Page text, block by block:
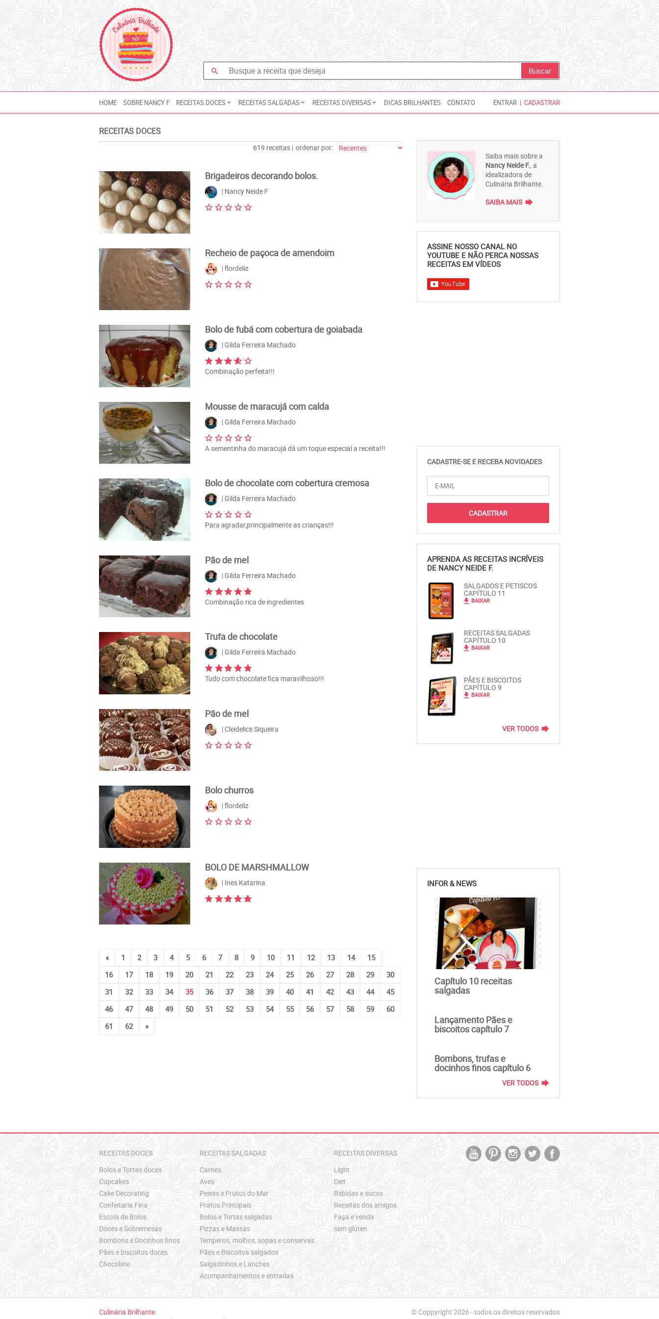
search
HOME SOBRE NANCY F RECEITAS DOCES RECEITAS SALGADAS RECEITAS DIVERSAS DICAS BRILHANTES CONTATO ENTRAR | CADASTRAR
RECEITAS DOCES
619 receitas | ordenar por:
Brigadeiros decorando bolos.
| Nancy Neide F
Recheio de paçoca de amendoim
| flordeliz
Bolo de fubá com cobertura de goiabada
| Gilda Ferreira Machado
Combinação perfeita!!!
Mousse de maracujá com calda
| Gilda Ferreira Machado
A sementinha do maracujá dá um toque especial a receita!!!
Bolo de chocolate com cobertura cremosa
| Gilda Ferreira Machado
Para agradar,principalmente as crianças!!!
Pão de mel
| Gilda Ferreira Machado
Combinação rica de ingredientes
Trufa de chocolate
| Gilda Ferreira Machado
Tudo com chocolate fica maravilhoso!!!
Pão de mel
| Cleidelice Siqueira
Bolo churros
| flordeliz
BOLO DE MARSHMALLOW
| Ines Katarina
« 1 2 3 4 5 6 7 8 9 10 11 12 13 14
15
16
17 18 19 20 21 22 23 24 25 26 27 28 29
30
31
32 33 34 35 36 37 38 39 40 41 42 43 44
45
46
47 48 49 50 51 52 53 54 55 56 57 58 59
60
61
62 »
Saiba mais sobre a
Nancy Neide F., a
idealizadora de
Culinária Brilhante.
SAIBA MAIS forward
ASSINE NOSSO CANAL NO
YOUTUBE E NÃO PERCA NOSSAS
RECEITAS EM VÍDEOS
CADASTRE-SE E RECEBA NOVIDADES
APRENDA AS RECEITAS INCRÍVEIS
DE NANCY NEIDE F.
SALGADOS E PETISCOS
CAPÍTULO 11
file_download BAIXAR
RECEITAS SALGADAS
CAPÍTULO 10
file_download BAIXAR
PÃES E BISCOITOS
CAPÍTULO 9
file_download BAIXAR
VER TODOS forward
INFOR & NEWS
Capítulo 10 receitas
salgadas
Lançamento Pães e
biscoitos capítulo 7
Bombons, trufas e
docinhos finos capítulo 6
VER TODOS forward
RECEITAS DOCES
Bolos e Tortas doces
Cupcakes
Cake Decorating
Confeitaria Fina
Escola de Bolos
Doces e Sobremesas
Bombons e Docinhos finos
Pães e biscoitos doces
Chocolate
RECEITAS SALGADAS
Carnes
Aves
Peixes e Frutos do Mar
Pratos Principais
Bolos e Tortas salgadas
Pizzas e Massas
Temperos, molhos, sopas e conservas
Pães e Biscoitos salgados
Salgadinhos e Lanches
Acompanhamentos e entradas
RECEITAS DIVERSAS
Light
Diet
Bebidas e sucos
Receitas dos amigos
Faça e venda
sem glúten
Culinária Brilhante © Coppyright 2026 - todos os direitos reservados